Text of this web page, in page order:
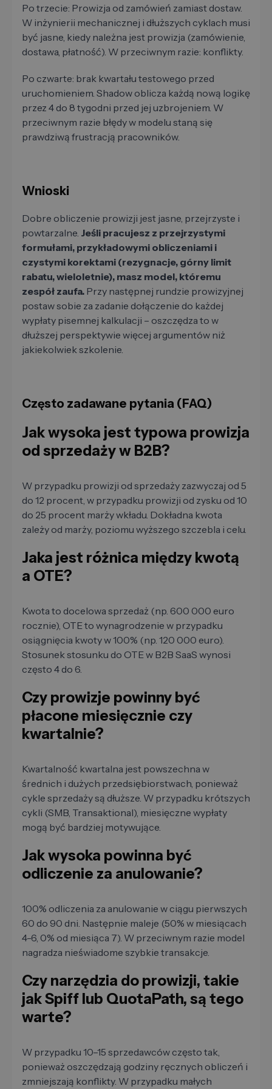
Po trzecie: Prowizja od zamówień zamiast dostaw.
W inżynierii mechanicznej i dłuższych cyklach musi
być jasne, kiedy należna jest prowizja (zamówienie,
dostawa, płatność). W przeciwnym razie: konflikty.
Po czwarte: brak kwartału testowego przed
uruchomieniem. Shadow oblicza każdą nową logikę
przez 4 do 8 tygodni przed jej uzbrojeniem. W
przeciwnym razie błędy w modelu staną się
prawdziwą frustracją pracowników.
Wnioski
Dobre obliczenie prowizji jest jasne, przejrzyste i
powtarzalne. Jeśli pracujesz z przejrzystymi
formułami, przykładowymi obliczeniami i
czystymi korektami (rezygnacje, górny limit
rabatu, wieloletnie), masz model, któremu
zespół zaufa. Przy następnej rundzie prowizyjnej
postaw sobie za zadanie dołączenie do każdej
wypłaty pisemnej kalkulacji – oszczędza to w
dłuższej perspektywie więcej argumentów niż
jakiekolwiek szkolenie.
Często zadawane pytania (FAQ)
Jak wysoka jest typowa prowizja
od sprzedaży w B2B?
W przypadku prowizji od sprzedaży zazwyczaj od 5
do 12 procent, w przypadku prowizji od zysku od 10
do 25 procent marży wkładu. Dokładna kwota
zależy od marży, poziomu wyższego szczebla i celu.
Jaka jest różnica między kwotą
a OTE?
Kwota to docelowa sprzedaż (np. 600 000 euro
rocznie), OTE to wynagrodzenie w przypadku
osiągnięcia kwoty w 100% (np. 120 000 euro).
Stosunek stosunku do OTE w B2B SaaS wynosi
często 4 do 6.
Czy prowizje powinny być
płacone miesięcznie czy
kwartalnie?
Kwartalność kwartalna jest powszechna w
średnich i dużych przedsiębiorstwach, ponieważ
cykle sprzedaży są dłuższe. W przypadku krótszych
cykli (SMB, Transaktional), miesięczne wypłaty
mogą być bardziej motywujące.
Jak wysoka powinna być
odliczenie za anulowanie?
100% odliczenia za anulowanie w ciągu pierwszych
60 do 90 dni. Następnie maleje (50% w miesiącach
4-6, 0% od miesiąca 7). W przeciwnym razie model
nagradza nieświadome szybkie transakcje.
Czy narzędzia do prowizji, takie
jak Spiff lub QuotaPath, są tego
warte?
W przypadku 10–15 sprzedawców często tak,
ponieważ oszczędzają godziny ręcznych obliczeń i
zmniejszają konflikty. W przypadku małych